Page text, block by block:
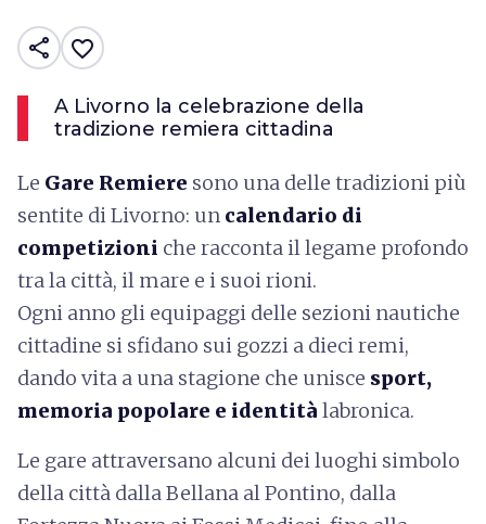
share favorite_border
A Livorno la celebrazione della
tradizione remiera cittadina
Le Gare Remiere sono una delle tradizioni più
sentite di Livorno: un calendario di
competizioni che racconta il legame profondo
tra la città, il mare e i suoi rioni.
Ogni anno gli equipaggi delle sezioni nautiche
cittadine si sfidano sui gozzi a dieci remi,
dando vita a una stagione che unisce sport,
memoria popolare e identità labronica.
Le gare attraversano alcuni dei luoghi simbolo
della città dalla Bellana al Pontino, dalla